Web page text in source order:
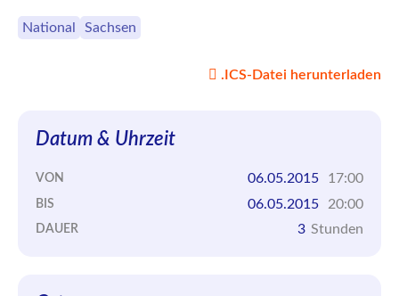
National Sachsen
.ICS-Datei herunterladen
Datum & Uhrzeit
VON 06.05.2015 17:00
BIS 06.05.2015 20:00
DAUER 3 Stunden